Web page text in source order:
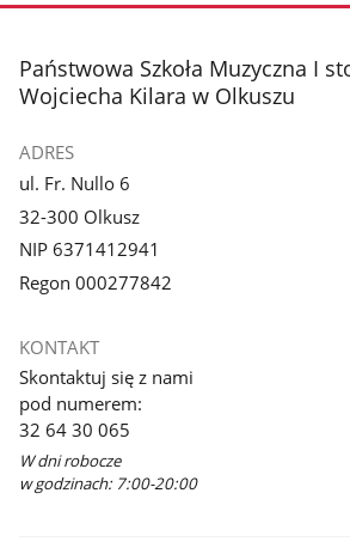
stopka
Państwowa Szkoła Muzyczna I
Wojciecha Kilara w Olkuszu
ADRES
ul. Fr. Nullo 6
32-300 Olkusz
NIP 6371412941
Regon 000277842
KONTAKT
Skontaktuj się z nami
pod numerem:
32 64 30 065
W dni robocze
w godzinach: 7:00-20:00